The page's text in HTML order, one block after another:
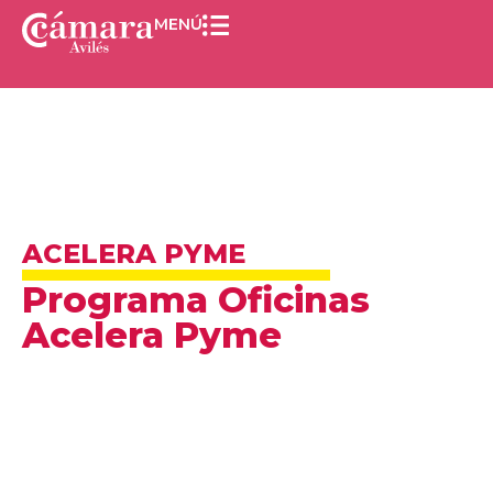
MENÚ
ACELERA PYME
Programa Oficinas
Acelera Pyme